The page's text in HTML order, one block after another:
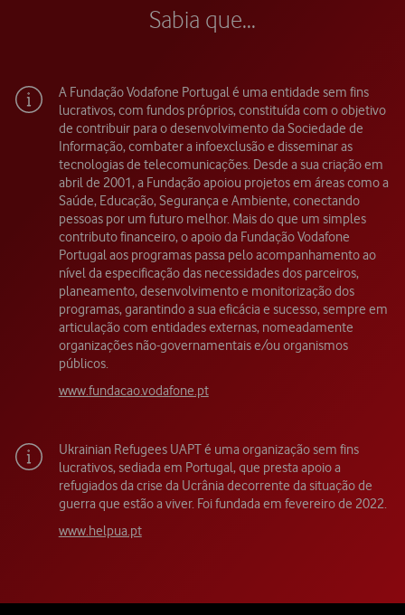
Sabia que...
A Fundação Vodafone Portugal é uma entidade sem fins
lucrativos, com fundos próprios, constituída com o objetivo
de contribuir para o desenvolvimento da Sociedade de
Informação, combater a infoexclusão e disseminar as
tecnologias de telecomunicações. Desde a sua criação em
abril de 2001, a Fundação apoiou projetos em áreas como a
Saúde, Educação, Segurança e Ambiente, conectando
pessoas por um futuro melhor. Mais do que um simples
contributo financeiro, o apoio da Fundação Vodafone
Portugal aos programas passa pelo acompanhamento ao
nível da especificação das necessidades dos parceiros,
planeamento, desenvolvimento e monitorização dos
programas, garantindo a sua eficácia e sucesso, sempre em
articulação com entidades externas, nomeadamente
organizações não-governamentais e/ou organismos
públicos.
www.fundacao.vodafone.pt
Ukrainian Refugees UAPT é uma organização sem fins
lucrativos, sediada em Portugal, que presta apoio a
refugiados da crise da Ucrânia decorrente da situação de
guerra que estão a viver. Foi fundada em fevereiro de 2022.
www.helpua.pt